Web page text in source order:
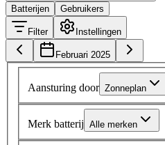
Batterijen
Gebruikers
Filter Instellingen
Februari 2025
Aansturing door Zonneplan
Merk batterij Alle merken